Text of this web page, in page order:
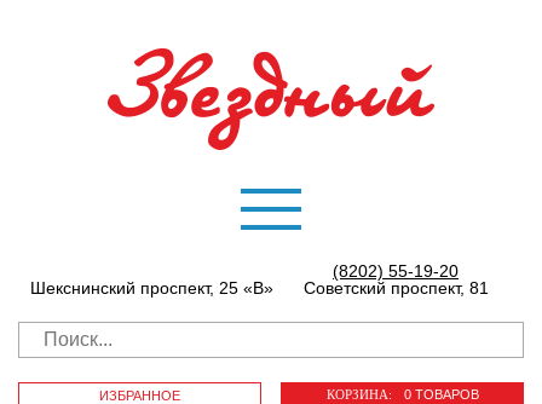
Шекснинский проспект, 25 «В»
(8202) 55-19-20
Советский проспект, 81
ИЗБРАННОЕ КОРЗИНА: 0 ТОВАРОВ